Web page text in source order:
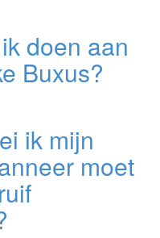
doen aan
Buxus?
ik mijn
moet